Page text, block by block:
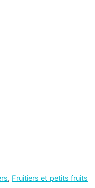
, Fruitiers et petits fruits